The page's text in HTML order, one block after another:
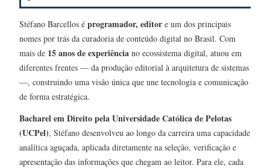
Stéfano Barcellos é programador, editor e um dos principais
nomes por trás da curadoria de conteúdo digital no Brasil. Com
mais de 15 anos de experiência no ecossistema digital, atuou em
diferentes frentes — da produção editorial à arquitetura de sistemas
—, construindo uma visão única que une tecnologia e comunicação
de forma estratégica.
Bacharel em Direito pela Universidade Católica de Pelotas
(UCPel), Stéfano desenvolveu ao longo da carreira uma capacidade
analítica aguçada, aplicada diretamente na seleção, verificação e
apresentação das informações que chegam ao leitor. Para ele, cada